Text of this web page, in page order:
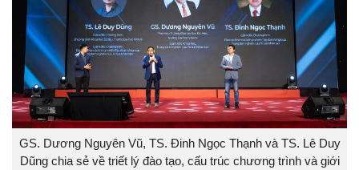
GS. Dương Nguyên Vũ, TS. Đinh Ngọc Thạnh và TS. Lê Duy
Dũng chia sẻ về triết lý đào tạo, cấu trúc chương trình và giới